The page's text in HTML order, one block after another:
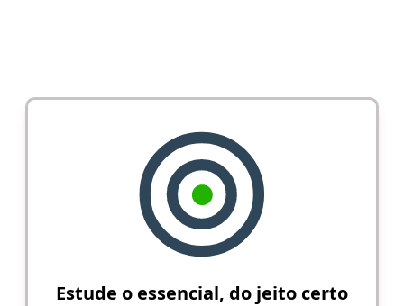
Estude o essencial, do jeito certo